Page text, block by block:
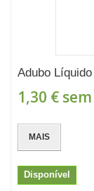
Adubo
1,30 €
MAIS
Disponível